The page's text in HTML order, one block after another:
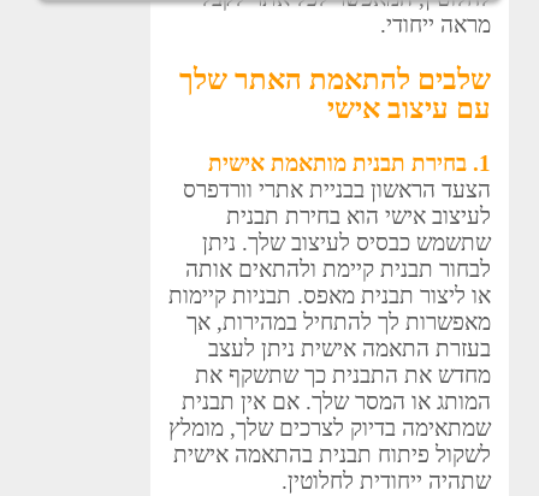
מראה ייחודי.
שלבים להתאמת האתר שלך
עם עיצוב אישי
1. בחירת תבנית מותאמת אישית
הצעד הראשון בבניית אתרי וורדפרס
לעיצוב אישי הוא בחירת תבנית
שתשמש כבסיס לעיצוב שלך. ניתן
לבחור תבנית קיימת ולהתאים אותה
או ליצור תבנית מאפס. תבניות קיימות
מאפשרות לך להתחיל במהירות, אך
בעזרת התאמה אישית ניתן לעצב
מחדש את התבנית כך שתשקף את
המותג או המסר שלך. אם אין תבנית
שמתאימה בדיוק לצרכים שלך, מומלץ
לשקול פיתוח תבנית בהתאמה אישית
שתהיה ייחודית לחלוטין.